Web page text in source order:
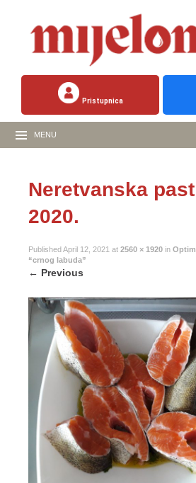
Pristupnica
MENU
Neretvanska
2020.
PublishedApril 12, 2021 at 2560 × 1920 in
“crnog labuda”
← Previous